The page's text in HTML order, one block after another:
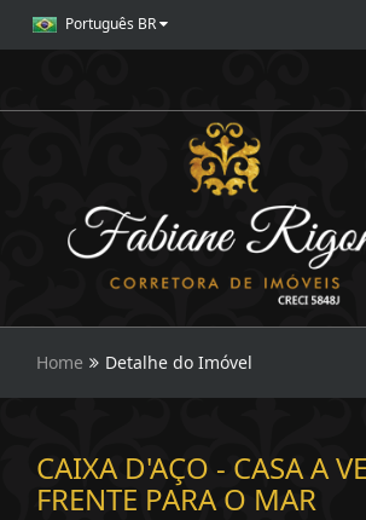
Português BR
Home Detalhe do Imóvel
CAIXA D'AÇO - CASA A
FRENTE PARA O MAR